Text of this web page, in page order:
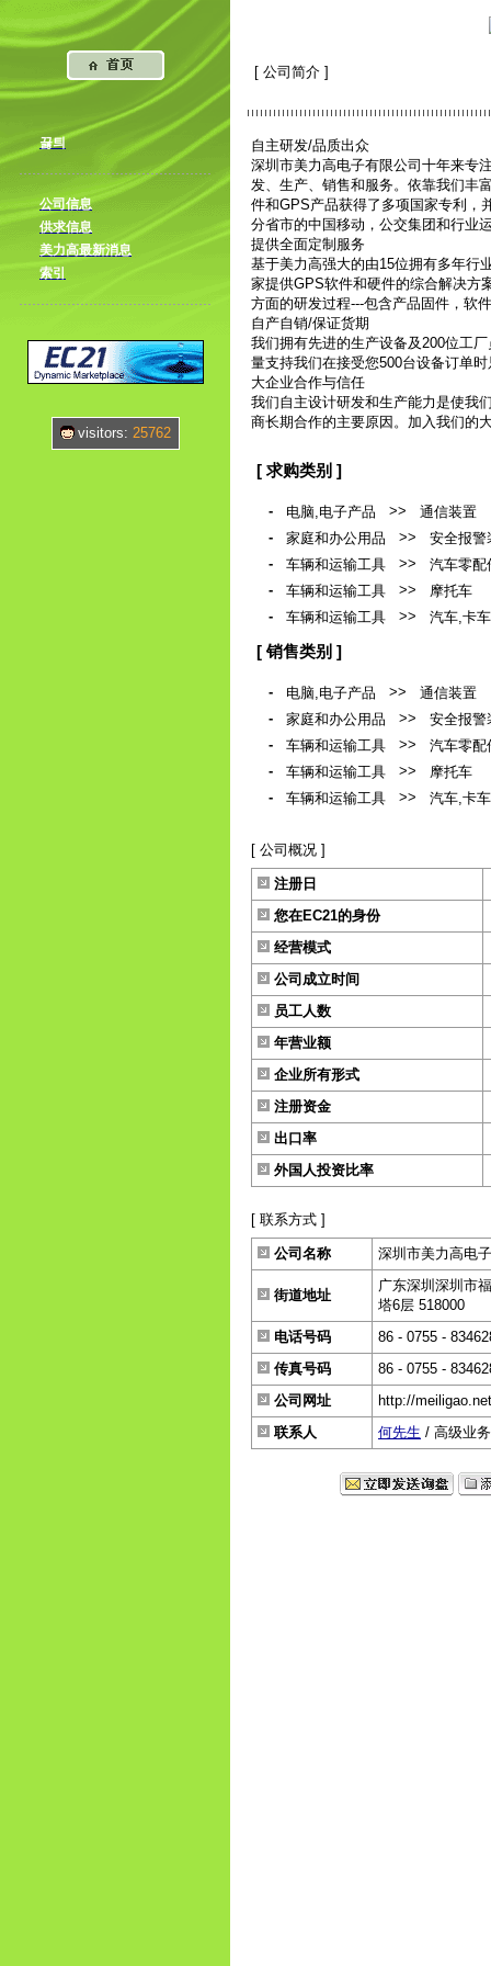
끓틔
公司信息
供求信息
美力高最新消息
索引
visitors: 25762
[ 公司简介 ]
自主研发/品质出众
深圳市美力高电子有限公司十年来专
发、生产、销售和服务。依靠我们丰
件和GPS产品获得了多项国家专利，
分省市的中国移动，公交集团和行业
提供全面定制服务
基于美力高强大的由15位拥有多年行
家提供GPS软件和硬件的综合解决方
方面的研发过程---包含产品固件，软
自产自销/保证货期
我们拥有先进的生产设备及200位工
量支持我们在接受您500台设备订单
大企业合作与信任
我们自主设计研发和生产能力是使我
商长期合作的主要原因。加入我们的
[ 求购类别 ]
- 电脑,电子产品 >>
通信装置
-
家庭和办公用品 >>
安全报警
-
车辆和运输工具 >>
汽车零配
-
车辆和运输工具 >>
摩托车
-
车辆和运输工具 >> 汽车,卡
[ 销售类别 ]
- 电脑,电子产品 >>
通信装置
-
家庭和办公用品 >>
安全报警
-
车辆和运输工具 >>
汽车零配
-
车辆和运输工具 >>
摩托车
-
车辆和运输工具 >> 汽车,卡
[ 公司概况 ]
注册日
您在EC21的身份
经营模式
公司成立时间
员工人数
年营业额
企业所有形式
注册资金
出口率
外国人投资比率
[ 联系方式 ]
公司名称 深圳市美力高电
街道地址
广东深圳深圳市
塔6层 518000
电话号码
86 - 0755 -
传真号码
86 - 0755 -
公司网址
http://
联系人
何先生 / 高级业